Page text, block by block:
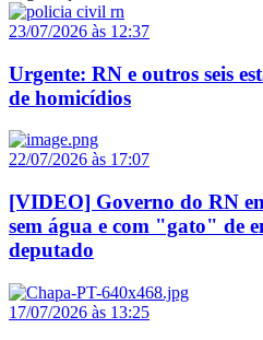
23/07/2026 às 12:37
Urgente: RN e outros seis
de homicídios
22/07/2026 às 17:07
[VIDEO] Governo do RN
sem água e com "gato" de
deputado
17/07/2026 às 13:25